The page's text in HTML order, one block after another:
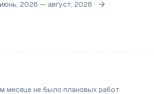
июнь, 2026 — август, 2026
месяце не было плановых работ